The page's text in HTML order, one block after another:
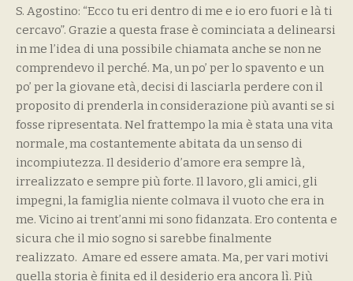
S. Agostino: “Ecco tu eri dentro di me e io ero fuori e là ti
cercavo”. Grazie a questa frase è cominciata a delinearsi
in me l’idea di una possibile chiamata anche se non ne
comprendevo il perché. Ma, un po’ per lo spavento e un
po’ per la giovane età, decisi di lasciarla perdere con il
proposito di prenderla in considerazione più avanti se si
fosse ripresentata. Nel frattempo la mia è stata una vita
normale, ma costantemente abitata da un senso di
incompiutezza. Il desiderio d’amore era sempre là,
irrealizzato e sempre più forte. Il lavoro, gli amici, gli
impegni, la famiglia niente colmava il vuoto che era in
me. Vicino ai trent’anni mi sono fidanzata. Ero contenta e
sicura che il mio sogno si sarebbe finalmente
realizzato. Amare ed essere amata. Ma, per vari motivi
quella storia è finita ed il desiderio era ancora lì. Più